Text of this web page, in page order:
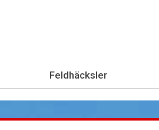
Feldhäcksler